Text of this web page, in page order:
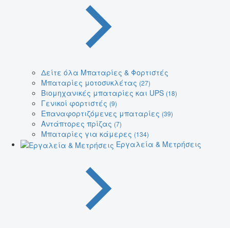
Δείτε όλα Μπαταρίες & Φορτιστές
Μπαταρίες μοτοσυκλέτας (27)
Βιομηχανικές μπαταρίες και UPS (18)
Γενικοί φορτιστές (9)
Επαναφορτιζόμενες μπαταρίες (39)
Αντάπτορες πρίζας (7)
Μπαταρίες για κάμερες (134)
Εργαλεία & Μετρήσεις